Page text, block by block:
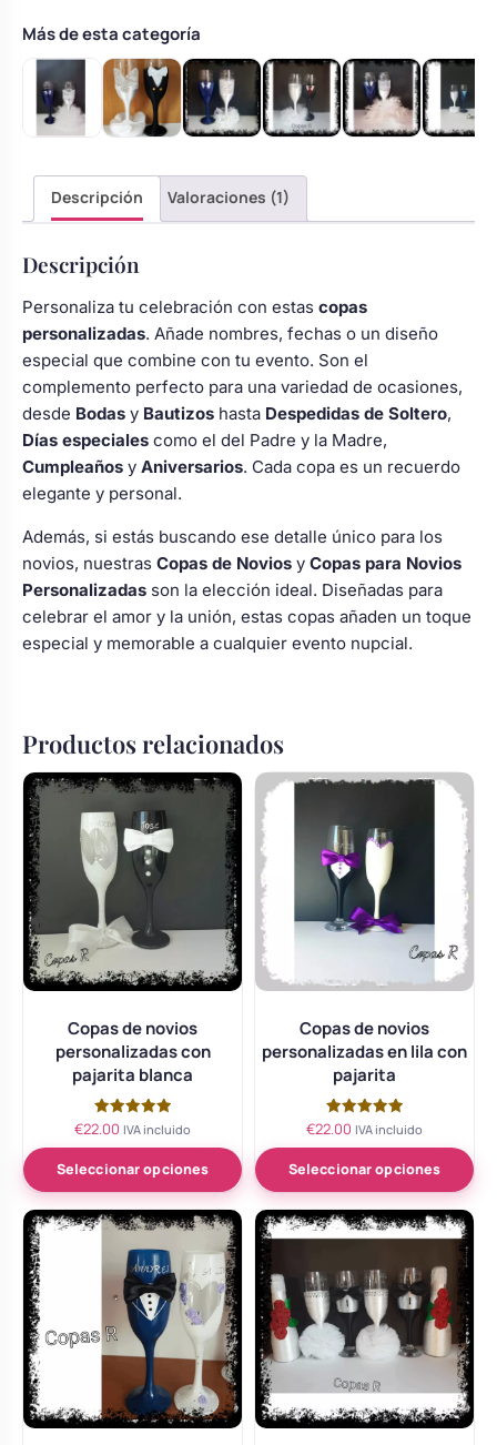
plumas
blanca
cantidad
Más de esta categoría
Descripción Valoraciones (1)
Descripción
Personaliza tu celebración con estas copas
personalizadas. Añade nombres, fechas o un diseño
especial que combine con tu evento. Son el
complemento perfecto para una variedad de ocasiones,
desde Bodas y Bautizos hasta Despedidas de Soltero,
Días especiales como el del Padre y la Madre,
Cumpleaños y Aniversarios. Cada copa es un recuerdo
elegante y personal.
Además, si estás buscando ese detalle único para los
novios, nuestras Copas de Novios y Copas para Novios
Personalizadas son la elección ideal. Diseñadas para
celebrar el amor y la unión, estas copas añaden un toque
especial y memorable a cualquier evento nupcial.
Productos relacionados
Copas de novios
personalizadas con
pajarita blanca
Valorado
de 5
€22.00 IVA incluido
Seleccionar opciones
Copas de novios
personalizadas en lila con
pajarita
Valorado
de 5
€22.00 IVA incluido
Seleccionar opciones